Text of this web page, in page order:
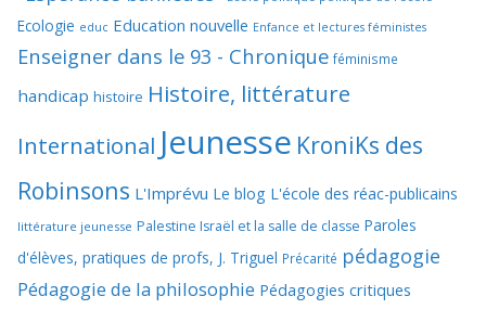
Ecologie educ Education nouvelle Enfance et lectures féministes
Enseigner dans le 93 - Chronique féminisme
handicap histoire Histoire, littérature
International Jeunesse KroniKs des
Robinsons L'Imprévu Le blog L'école des réac-publicains
littérature jeunesse Palestine Israël et la salle de classe Paroles
d'élèves, pratiques de profs, J. Triguel Précarité pédagogie
Pédagogie de la philosophie Pédagogies critiques